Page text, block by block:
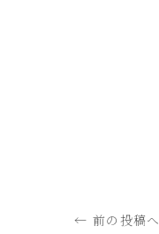
← 前の投稿へ